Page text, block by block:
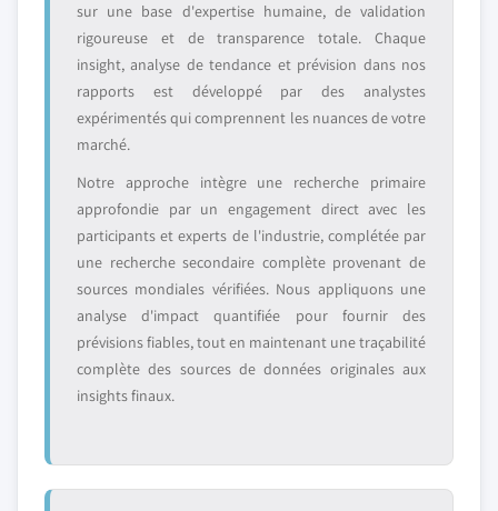
sur une base d'expertise humaine, de validation
rigoureuse et de transparence totale. Chaque
insight, analyse de tendance et prévision dans nos
rapports est développé par des analystes
expérimentés qui comprennent les nuances de votre
marché.
Notre approche intègre une recherche primaire
approfondie par un engagement direct avec les
participants et experts de l'industrie, complétée par
une recherche secondaire complète provenant de
sources mondiales vérifiées. Nous appliquons une
analyse d'impact quantifiée pour fournir des
prévisions fiables, tout en maintenant une traçabilité
complète des sources de données originales aux
insights finaux.